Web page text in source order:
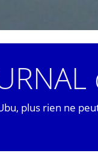
plus rien ne